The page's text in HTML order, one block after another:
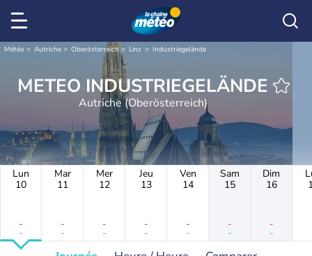
Météo Autriche Oberösterreich Linz Industriegelände
METEO INDUSTRIEGELÄNDE
Autriche (Oberösterreich)
Lun
10
-
-
Mar
11
-
-
Mer
12
-
-
Jeu
13
-
-
Ven
14
-
-
Sam
15
-
-
Dim
16
-
-